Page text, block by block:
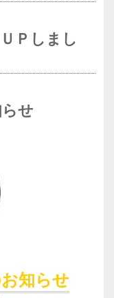
Ｐしまし
せ
知らせ